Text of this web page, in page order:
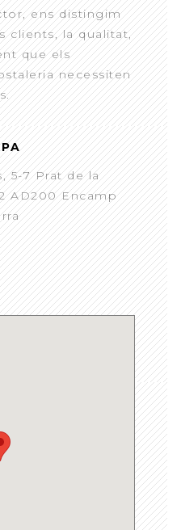
ens distingim
clients, la qualitat,
que els
necessiten
5-7 Prat de la
AD200 Encamp